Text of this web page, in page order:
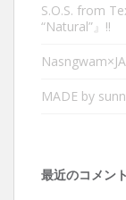
S.O.S. from
“Natural”』‼︎
MADE by
最近のコメント